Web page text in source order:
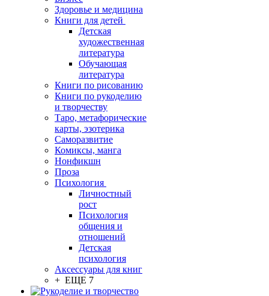
Здоровье и медицина
Книги для детей
Детская
художественная
литература
Обучающая
литература
Книги по рисованию
Книги по рукоделию
и творчеству
Таро, метафорические
карты, эзотерика
Саморазвитие
Комиксы, манга
Нонфикшн
Проза
Психология
Личностный
рост
Психология
общения и
отношений
Детская
психология
Аксессуары для книг
+ ЕЩЕ 7